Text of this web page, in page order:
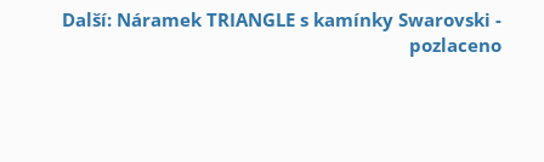
Další: Náramek TRIANGLE s kamínky Swarovski -
pozlaceno